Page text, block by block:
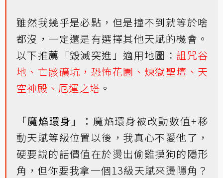
雖然我幾乎是必點，但是撞不到就等於啥
都沒，一定還是有選擇其他天賦的機會。
以下推薦「毀滅突進」適用地圖： 詛咒谷
地、亡骸礦坑，恐怖花園、煉獄聖壇、天
空神殿、厄運之塔 。
「魔焰環身」： 魔焰環身被改動數值+移
動天賦等級位置以後，我真心不愛他了，
硬要說的話價值在於燙出偷雞摸狗的隱形
角，但你要我拿一個13級天賦來燙隱角？